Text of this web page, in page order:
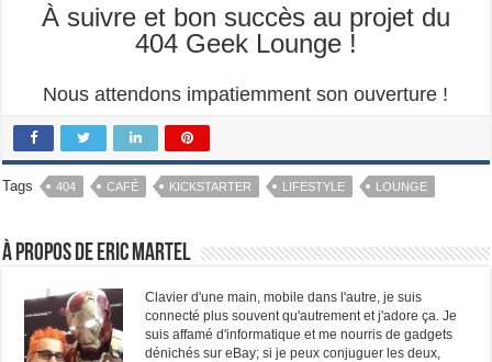
À suivre et bon succès au projet du
404 Geek Lounge !
Nous attendons impatiemment son ouverture !
Tags 404 CAFÉ KICKSTARTER LIFESTYLE LOUNGE
À propos de Eric Martel
Clavier d'une main, mobile dans l'autre, je suis
connecté plus souvent qu'autrement et j'adore ça. Je
suis affamé d'informatique et me nourris de gadgets
dénichés sur eBay; si je peux conjuguer les deux,